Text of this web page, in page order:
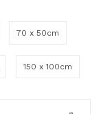
70 x 50cm
150 x 100cm